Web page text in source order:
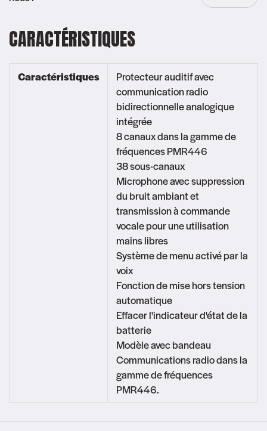
Peltor
auditive
CARACTÉRISTIQUES
Caractéristiques
Protecteur auditif avec
communication radio
bidirectionnelle analogique
intégrée
8 canaux dans la gamme de
fréquences PMR446
38 sous-canaux
Microphone avec suppression
du bruit ambiant et
transmission à commande
vocale pour une utilisation
mains libres
Système de menu activé par la
voix
Fonction de mise hors tension
automatique
Effacer l'indicateur d'état de la
batterie
Modèle avec bandeau
Communications radio dans la
gamme de fréquences
PMR446.